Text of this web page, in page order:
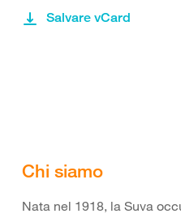
Salvare vCard
Chi siamo
Nata nel 1918, la Suva